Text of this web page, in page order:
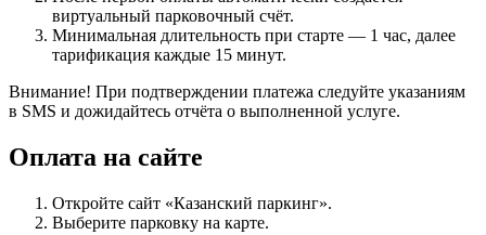
виртуальный парковочный счёт.
Минимальная длительность при старте — 1 час, далее
тарификация каждые 15 минут.
Внимание! При подтверждении платежа следуйте указаниям
в SMS и дожидайтесь отчёта о выполненной услуге.
Оплата на сайте
Откройте сайт «Казанский паркинг».
Выберите парковку на карте.